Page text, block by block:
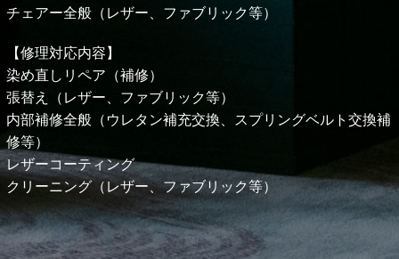
チェアー全般（レザー、ファブリック等）
【修理対応内容】
染め直しリペア（補修）
張替え（レザー、ファブリック等）
内部補修全般（ウレタン補充交換、スプリングベルト交換補
修等）
レザーコーティング
クリーニング（レザー、ファブリック等）